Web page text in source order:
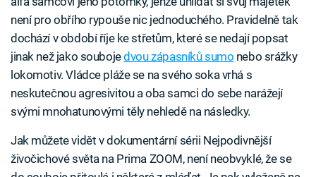
není pro obřího rypouše nic jednoduchého. Pravidelně tak
dochází v období říje ke střetům, které se nedají popsat
jinak než jako soubojedvou zápasníků sumo nebo srážky
lokomotiv. Vládce pláže se na svého soka vrhá s
neskutečnou agresivitou a oba samci do sebe narážejí
svými mnohatunovými těly nehledě na následky.
Jak můžete vidět v dokumentární sérii Nejpodivnější
živočichové světa na Prima ZOOM, není neobvyklé, že se